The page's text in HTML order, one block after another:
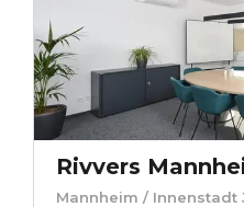
Mannheim / Innenstadt